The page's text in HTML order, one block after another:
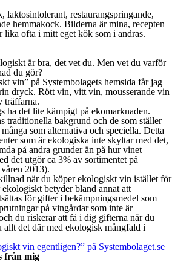
laktosintolerant, restaurangspringande,
hemmakock. Bilderna är mina, recepten
lika ofta i mitt eget kök som i andras.
är bra, det vet du. Men vet du varför
du gör?
vin” på Systembolagets hemsida får jag
dryck. Rött vin, vitt vin, mousserande vin
träffarna.
ha det lite kämpigt på ekomarknaden.
traditionella bakgrund och de som ställer
som alternativa och speciella. Detta
som är ekologiska inte skyltar med det,
på andra grunder än på hur vinet
det utgör ca 3% av sortimentet på
2013).
när du köper ekologiskt vin istället för
betyder bland annat att
för gifter i bekämpningsmedel som
på vingårdar som inte är
du riskerar att få i dig gifterna när du
det där med ekologisk mångfald i
vin egentligen?” på Systembolaget.se
från mig